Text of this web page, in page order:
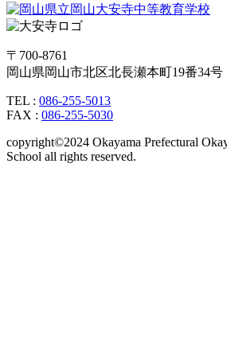
〒700-8761
岡山県岡山市北区北長瀬本町19番34号
TEL : 086-255-5013
FAX : 086-255-5030
copyright©2024 Okayama Prefectural
School all rights reserved.